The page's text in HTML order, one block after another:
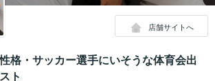
店舗サイトへ
格・サッカー選手にいそうな体育会出
ト